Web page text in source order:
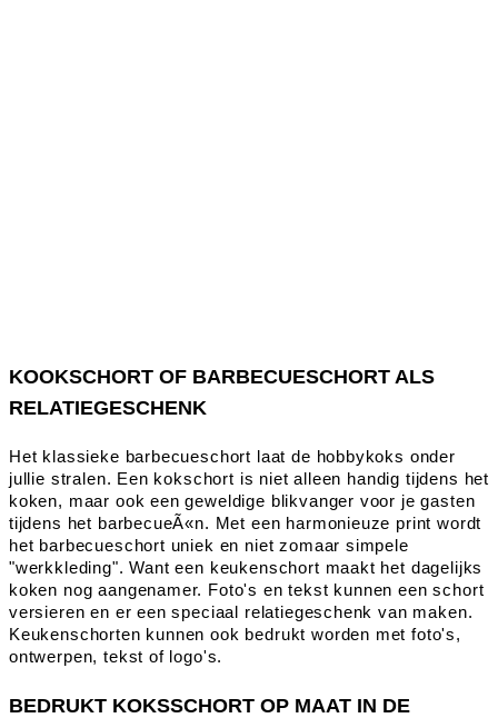
KOOKSCHORT OF BARBECUESCHORT ALS
RELATIEGESCHENK
Het klassieke barbecueschort laat de hobbykoks onder
jullie stralen. Een kokschort is niet alleen handig tijdens het
koken, maar ook een geweldige blikvanger voor je gasten
tijdens het barbecueÃ«n. Met een harmonieuze print wordt
het barbecueschort uniek en niet zomaar simpele
"werkkleding". Want een keukenschort maakt het dagelijks
koken nog aangenamer. Foto's en tekst kunnen een schort
versieren en er een speciaal relatiegeschenk van maken.
Keukenschorten kunnen ook bedrukt worden met foto's,
ontwerpen, tekst of logo's.
BEDRUKT KOKSSCHORT OP MAAT IN DE